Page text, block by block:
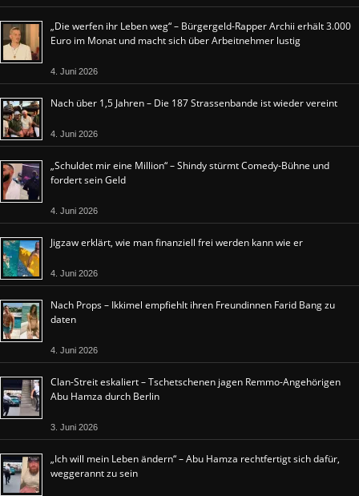
„Die werfen ihr Leben weg“ – Bürgergeld-Rapper Archii erhält 3.000
Euro im Monat und macht sich über Arbeitnehmer lustig
4. Juni 2026
Nach über 1,5 Jahren – Die 187 Strassenbande ist wieder vereint
4. Juni 2026
„Schuldet mir eine Million“ – Shindy stürmt Comedy-Bühne und
fordert sein Geld
4. Juni 2026
Jigzaw erklärt, wie man finanziell frei werden kann wie er
4. Juni 2026
Nach Props – Ikkimel empfiehlt ihren Freundinnen Farid Bang zu
daten
4. Juni 2026
Clan-Streit eskaliert – Tschetschenen jagen Remmo-Angehörigen
Abu Hamza durch Berlin
3. Juni 2026
„Ich will mein Leben ändern“ – Abu Hamza rechtfertigt sich dafür,
weggerannt zu sein